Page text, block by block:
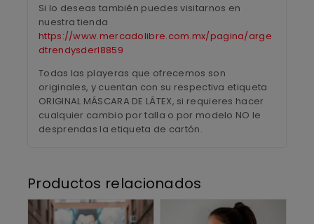
Si lo deseas también puedes visitarnos en
nuestra tienda
https://www.mercadolibre.com.mx/pagina/arge
dtrendysderl8859
Todas las playeras que ofrecemos son
originales, y cuentan con su respectiva etiqueta
ORIGINAL MÁSCARA DE LÁTEX, si requieres hacer
cualquier cambio por talla o por modelo NO le
desprendas la etiqueta de cartón.
Productos relacionados